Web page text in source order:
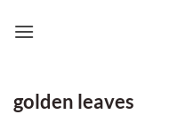
golden leaves